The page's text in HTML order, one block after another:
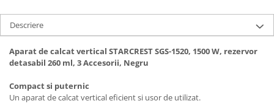
Ingrijire personala
Cantare corporale
Ingrijire tesaturi
Statii de calcat
Masini de cusut
Ondulatoare
Ecrane de proiectie
Tabla interactiva
Videoproiectoare
Descriere
Aparat de calcat vertical STARCREST SGS-1520, 1500 W, rezervor
detasabil 260 ml, 3 Accesorii, Negru
Compact si puternic
Un aparat de calcat vertical eficient si usor de utilizat.